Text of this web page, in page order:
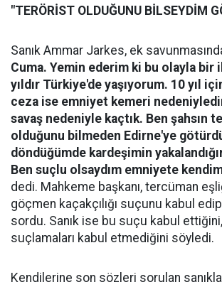
"TERÖRİST OLDUĞUNU BİLSEYDİM
Sanık Ammar Jarkes, ek
Cuma. Yemin ederim ki bu olayla bir
yıldır Türkiye'de yaşıyorum. 10 yıl
ceza ise emniyet kemeri
savaş nedeniyle kaçtık. Ben şahsın
olduğunu bilmeden Edirne'ye
döndüğümde kardeşimin
Ben suçlu olsaydım emniyete
dedi. Mahkeme başkanı, tercüman
göçmen kaçakçılığı suçunu kabul
sordu. Sanık ise bu suçu kabul
suçlamaları kabul etmediğini söyledi.
Kendilerine son sözleri sorulan